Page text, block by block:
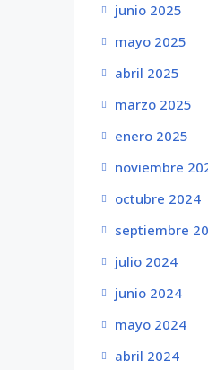
junio 2025
mayo 2025
abril 2025
marzo 2025
enero 2025
noviembre
octubre 2024
septiembre
julio 2024
junio 2024
mayo 2024
abril 2024